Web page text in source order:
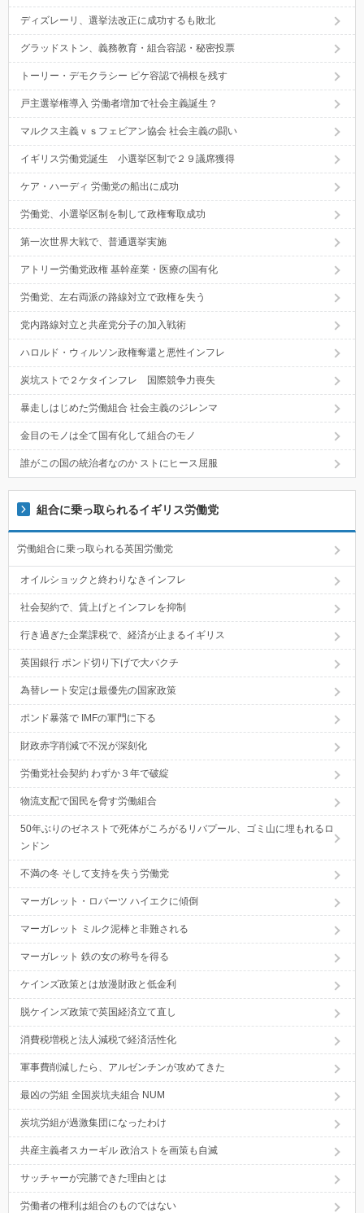
ディズレーリ、選挙法改正に成功するも敗北
グラッドストン、義務教育・組合容認・秘密投票
トーリー・デモクラシー ピケ容認で禍根を残す
戸主選挙権導入 労働者増加で社会主義誕生？
マルクス主義ｖｓフェビアン協会 社会主義の闘い
イギリス労働党誕生 小選挙区制で２９議席獲得
ケア・ハーディ 労働党の船出に成功
労働党、小選挙区制を制して政権奪取成功
第一次世界大戦で、普通選挙実施
アトリー労働党政権 基幹産業・医療の国有化
労働党、左右両派の路線対立で政権を失う
党内路線対立と共産党分子の加入戦術
ハロルド・ウィルソン政権奪還と悪性インフレ
炭坑ストで２ケタインフレ 国際競争力喪失
暴走しはじめた労働組合 社会主義のジレンマ
金目のモノは全て国有化して組合のモノ
誰がこの国の統治者なのか ストにヒース屈服
組合に乗っ取られるイギリス労働党
労働組合に乗っ取られる英国労働党
オイルショックと終わりなきインフレ
社会契約で、賃上げとインフレを抑制
行き過ぎた企業課税で、経済が止まるイギリス
英国銀行 ポンド切り下げで大バクチ
為替レート安定は最優先の国家政策
ポンド暴落で IMFの軍門に下る
財政赤字削減で不況が深刻化
労働党社会契約 わずか３年で破綻
物流支配で国民を脅す労働組合
50年ぶりのゼネストで死体がころがるリバプール、ゴミ山に埋もれるロ
ンドン
不満の冬 そして支持を失う労働党
マーガレット・ロバーツ ハイエクに傾倒
マーガレット ミルク泥棒と非難される
マーガレット 鉄の女の称号を得る
ケインズ政策とは放漫財政と低金利
脱ケインズ政策で英国経済立て直し
消費税増税と法人減税で経済活性化
軍事費削減したら、アルゼンチンが攻めてきた
最凶の労組 全国炭坑夫組合 NUM
炭坑労組が過激集団になったわけ
共産主義者スカーギル 政治ストを画策も自滅
サッチャーが完勝できた理由とは
労働者の権利は組合のものではない